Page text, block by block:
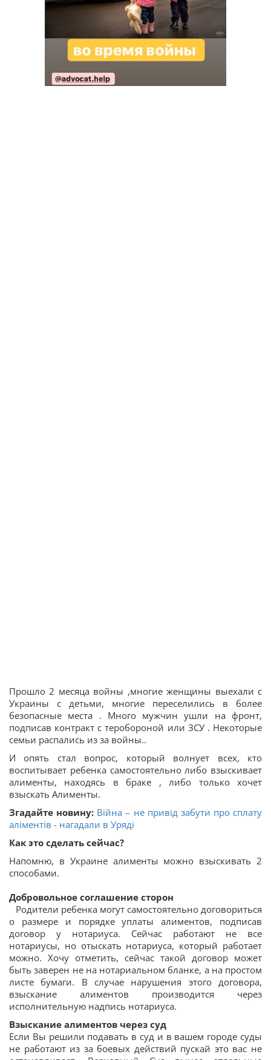
Прошло 2 месяца войны ,многие женщины выехали с
Украины с детьми, многие переселились в более
безопасные места . Много мужчин ушли на фронт,
подписав контракт с теробороной или ЗСУ . Некоторые
семьи распались из за войны..
И опять стал вопрос, который волнует всех, кто
воспитывает ребенка самостоятельно либо взыскивает
алименты, находясь в браке , либо только хочет
взыскать Алименты.
Згадайте новину: Війна – не привід забути про сплату
аліментів - нагадали в Уряді
Как это сделать сейчас?
Напомню, в Украине алименты можно взыскивать 2
способами.
Добровольное соглашение сторон
⠀Родители ребенка могут самостоятельно договориться
о размере и порядке уплаты алиментов, подписав
договор у нотариуса. Сейчас работают не все
нотариусы, но отыскать нотариуса, который работает
можно. Хочу отметить, сейчас такой договор может
быть заверен не на нотариальном бланке, а на простом
листе бумаги. В случае нарушения этого договора,
взыскание алиментов производится через
исполнительную надпись нотариуса.⠀
Взыскание алиментов через суд
Если Вы решили подавать в суд и в вашем городе суды
не работают из за боевых действий пускай это вас не